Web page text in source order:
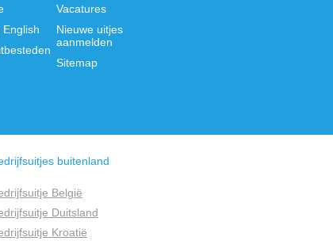
Vacatures
Nieuwe uitjes
aanmelden
Sitemap
buitenland
België
Duitsland
Kroatië